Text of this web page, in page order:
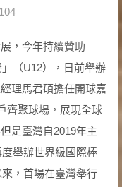
，今年持續贊助
」（U12），日前舉辦
理馬君碩擔任開球嘉
齊聚球場，展現全球
是臺灣自2019年主
舉辦世界級國際棒
，首場在臺灣舉行